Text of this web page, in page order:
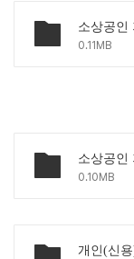
0.11MB
0.10MB